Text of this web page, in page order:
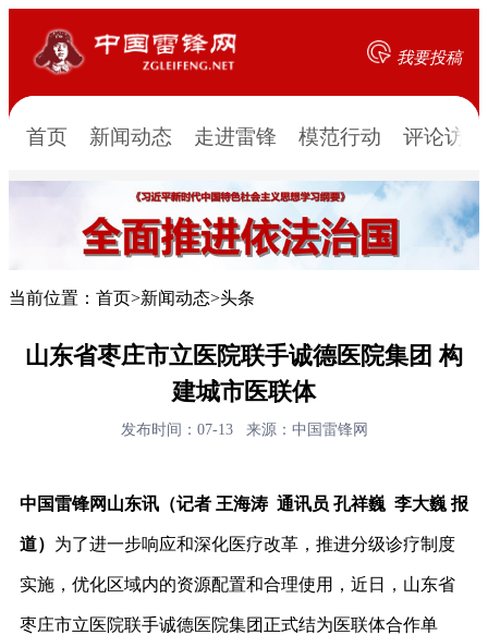
我要投稿
首页 新闻动态 走进雷锋 模范行动 评论访谈
当前位置： 首页>新闻动态>头条
山东省枣庄市立医院联手诚德医院集团 构
建城市医联体
发布时间：07-13 来源：中国雷锋网
中国雷锋网山东讯（记者 王海涛 通讯员 孔祥巍 李大巍 报
道） 为了进一步响应和深化医疗改革，推进分级诊疗制度
实施，优化区域内的资源配置和合理使用，近日，山东省
枣庄市立医院联手诚德医院集团正式结为医联体合作单